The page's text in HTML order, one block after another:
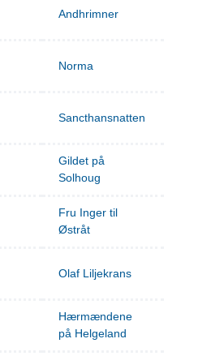
Andhrimner
Norma
Sancthansnatten
Gildet på
Solhoug
Fru Inger til
Østråt
Olaf Liljekrans
Hærmændene
på Helgeland